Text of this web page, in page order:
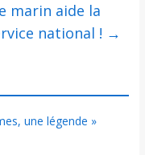
marin aide la
national ! →
une légende »